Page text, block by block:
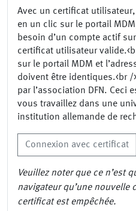
Avec un certificat
en un clic sur le portail
besoin d’un compte actif
certificat utilisateur
sur le portail MDM et
doivent être identiques.<br
par l’association DFN. Ceci
vous travaillez dans une
institution allemande de
Connexion avec certificat
Veuillez noter que ce n’est
navigateur qu’une nouvelle
certificat est empêchée.